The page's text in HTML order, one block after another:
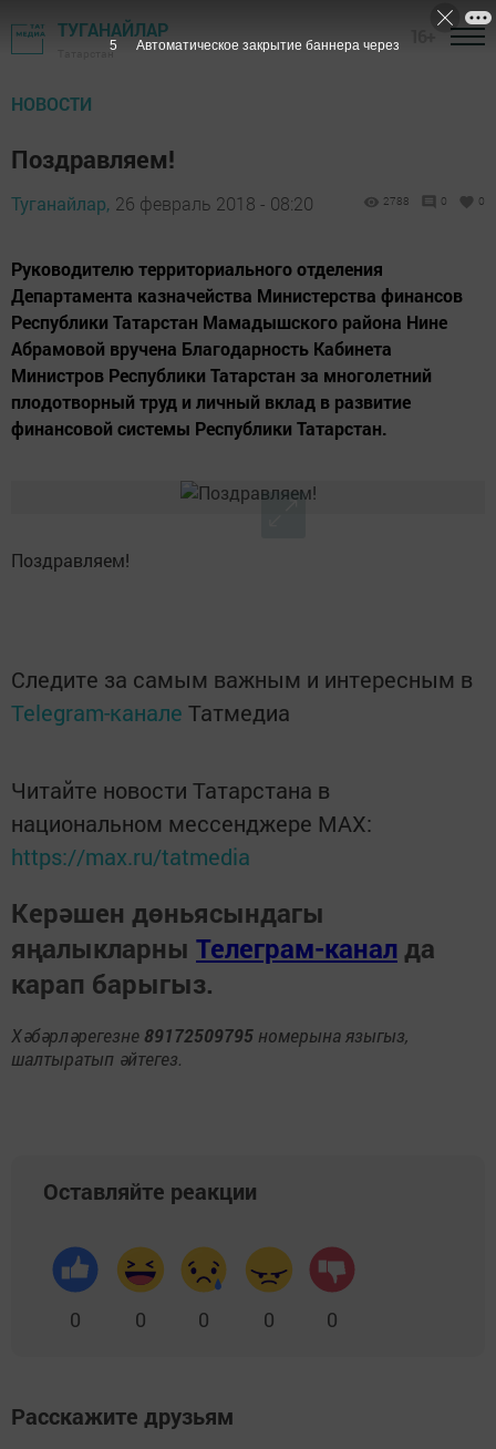
ТУГАНАЙЛАР
Татарстан
НОВОСТИ
Поздравляем!
Туганайлар, 26 февраль 2018 - 08:20 2788 0 0
Руководителю территориального отделения
Департамента казначейства Министерства финансов
Республики Татарстан Мамадышского района Нине
Абрамовой вручена Благодарность Кабинета
Министров Республики Татарстан за многолетний
плодотворный труд и личный вклад в развитие
финансовой системы Республики Татарстан.
Поздравляем!
Следите за самым важным и интересным в
Telegram-канале Татмедиа
Читайте новости Татарстана в
национальном мессенджере MАХ:
https://max.ru/tatmedia
Керәшен дөньясындагы
яңалыкларны Телеграм-канал да
карап барыгыз.
Хәбәрләрегезне 89172509795 номерына языгыз,
шалтыратып әйтегез.
Оставляйте реакции
0 0 0 0 0
Расскажите друзьям
5 Автоматическое закрытие баннера через